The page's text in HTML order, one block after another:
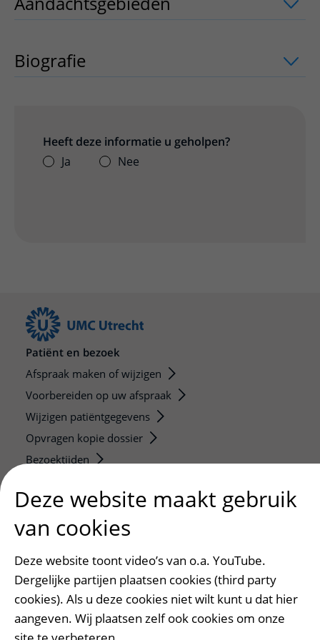
Biografie
Heeft deze informatie u geholpen?
Ja
Nee
Patiënt en bezoek
Afspraak maken of wijzigen
Voorbereiden op uw afspraak
Wijzigen patiëntgegevens
Opvragen kopie dossier
Bezoektijden
Onderwijs en onderzoek
Onze opleidingen
De Nieuwe Utrechtse School
Stage en opleidingsplaatsen
Research
Strategic programs
Research groups
Deze website maakt gebruik
van cookies
Deze website toont video’s van o.a. YouTube.
Dergelijke partijen plaatsen cookies (third party
cookies). Als u deze cookies niet wilt kunt u dat hier
aangeven. Wij plaatsen zelf ook cookies om onze